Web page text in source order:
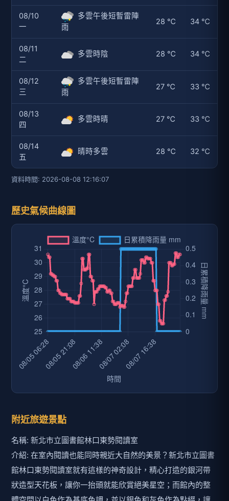
08/10
一
多雲午後短暫雷陣
雨
28 ℃ 34 ℃
08/11
二
多雲時陰 28 ℃ 34 ℃
08/12
三
多雲午後短暫雷陣
雨
27 ℃ 33 ℃
08/13
四
多雲時晴 27 ℃ 33 ℃
08/14
五
晴時多雲 28 ℃ 32 ℃
資料時間: 2026-08-08 12:16:07
歷史氣候曲線圖
附近旅遊景點
名稱: 新北市立圖書館林口東勢閱讀室
介紹: 在室內閱讀也能同時親近大自然的美景？新北市立圖書
館林口東勢閱讀室就有這樣的神奇設計，精心打造的銀河帶
狀造型天花板，讓你一抬頭就能欣賞絕美星空；而館內的整